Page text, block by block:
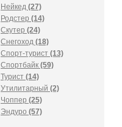
Нейкед (27)
Родстер (14)
Скутер (24)
Снегоход (18)
Спорт-турист (13)
Спортбайк (59)
Турист (14)
Утилитарный (2)
Чоппер (25)
Эндуро (57)